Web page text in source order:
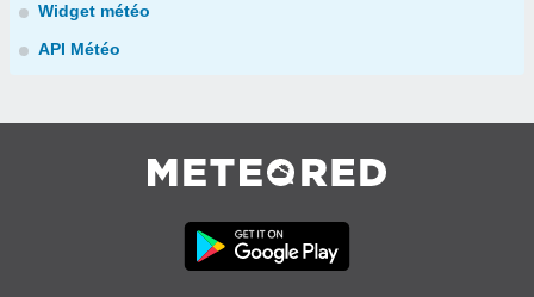
Widget météo
API Météo